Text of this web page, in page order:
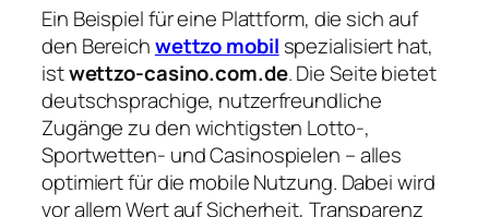
Ein Beispiel für eine Plattform, die sich auf
den Bereichwettzo mobil spezialisiert hat,
istwettzo-casino.com.de. Die Seite bietet
deutschsprachige, nutzerfreundliche
Zugänge zu den wichtigsten Lotto-,
Sportwetten- und Casinospielen – alles
optimiert für die mobile Nutzung. Dabei wird
vor allem Wert auf Sicherheit, Transparenz